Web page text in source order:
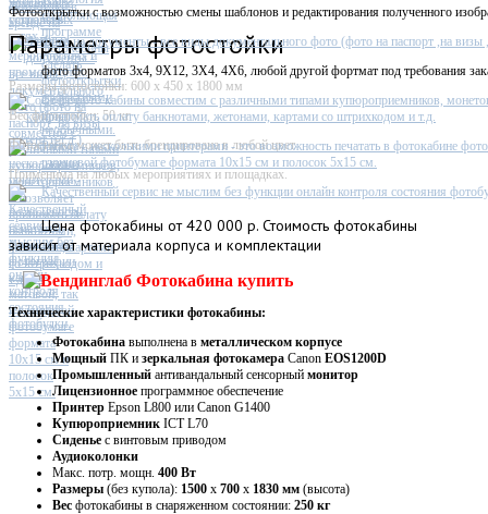
Параметры фотостойки
Размеры фотостойки: 600 х 450 х 1800 мм
Вес фотостойки: 50 кг
Фотостойка может быть брендирована в любой цвет
Применима на любых мероприятиях и площадках.
Фотооткрытки с возможностью смены шаблонов и редактирования полученного
Фото на документы - все виды документального фото (фото на паспорт ,на визы
фото форматов 3х4, 9X12, 3X4, 4X6, любой другой фортмат под требования
Софт фото кабины совместим с различными типами купюроприемников,
принимать оплату банкнотами, жетонами, картами со штрихкодом и т.д.
Работа с несколькими принтерами - это возможность печатать в фотокабине
глянцевой фотобумаге формата 10х15 см и полосок 5х15 см.
Качественный сервис не мыслим без функции онлайн контроля состояния
Ценафотокабины от 420 000 р. Стоимость фотокабины
зависит от материала корпуса и комплектации
Технические характеристики фотокабины:
Фотокабина выполнена в металлическом корпусе
Мощный ПК и зеркальная фотокамера Canon EOS1200D
Промышленный антивандальный сенсорный монитор
Лицензионное программное обеспечение
Принтер Epson L800 или Canon G1400
Купюроприемник ICT L70
Сиденье с винтовым приводом
Аудиоколонки
Макс. потр. мощн. 400 Вт
Размеры (без купола): 1500 х 700 х 1830 мм (высота)
Вес фотокабины в снаряженном состоянии: 250 кг